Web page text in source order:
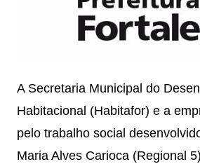
A Secretaria Municipal do
Habitacional (Habitafor) e a
pelo trabalho social
Maria Alves Carioca (Regional